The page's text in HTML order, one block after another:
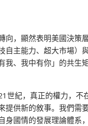
，顯然表明美國決策
自主能力、超大市場）
我、我中有你」的共生
世紀，真正的權力，
提供新的敘事。我們需
身國情的發展理論體系